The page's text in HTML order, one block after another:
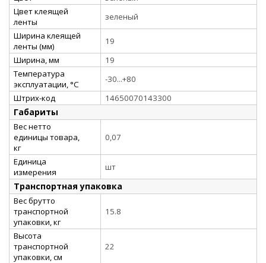
Цвет клеящей
ленты
зеленый
Ширина клеящей
ленты (мм)
19
Ширина, мм
19
Температура
эксплуатации, °C
-30...+80
Штрих-код
14650070143300
Габариты
Вес нетто
единицы товара,
кг
0,07
Единица
измерения
шт
Транспортная упаковка
Вес брутто
транспортной
упаковки, кг
15.8
Высота
транспортной
упаковки, см
22